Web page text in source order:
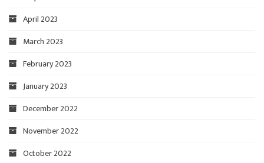
April 2023
March 2023
February 2023
January 2023
December 2022
November 2022
October 2022